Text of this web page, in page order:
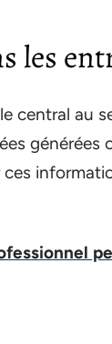
les
central au
générées